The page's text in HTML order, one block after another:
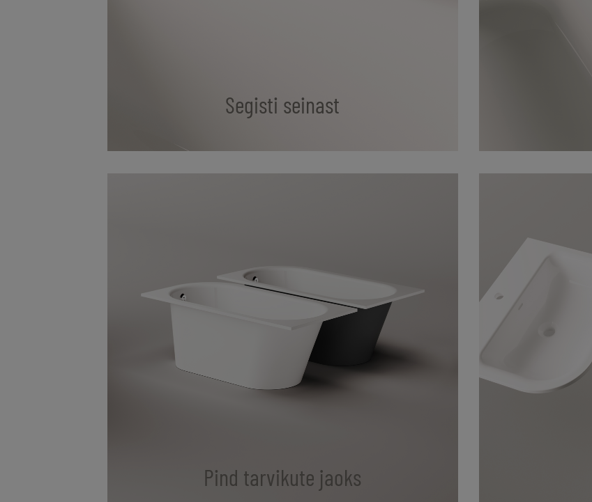
Segisti seinast
Pind tarvikute jaoks